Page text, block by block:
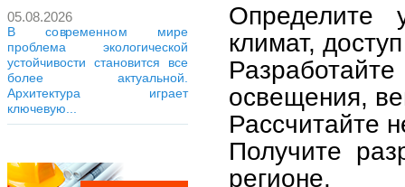
05.08.2026
В современном мире
проблема экологической
устойчивости становится все
более актуальной.
Архитектура играет
ключевую...
Определите
климат,
освещения,
Рассчитайте
Получите
регионе.